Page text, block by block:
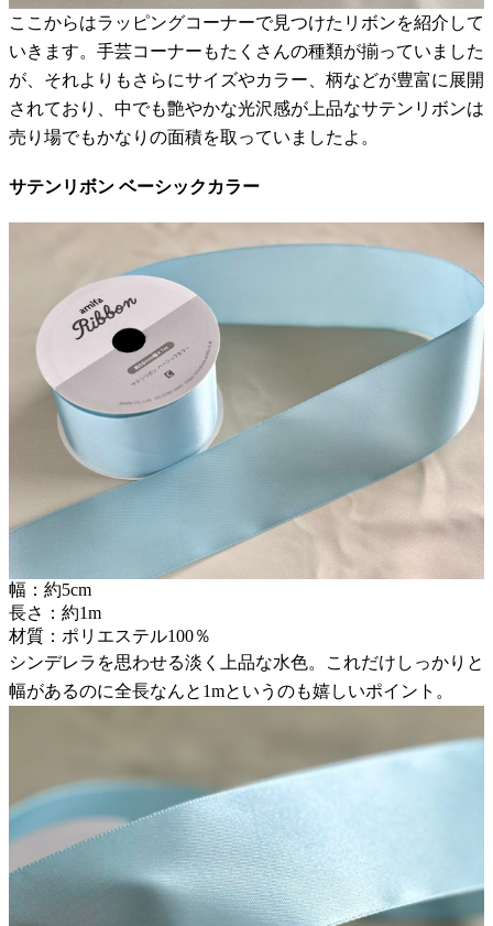
ここからはラッピングコーナーで見つけたリボンを紹介して
いきます。手芸コーナーもたくさんの種類が揃っていました
が、それよりもさらにサイズやカラー、柄などが豊富に展開
されており、中でも艶やかな光沢感が上品なサテンリボンは
売り場でもかなりの面積を取っていましたよ。
サテンリボン ベーシックカラー
幅：約5cm
長さ：約1m
材質：ポリエステル100％
シンデレラを思わせる淡く上品な水色。これだけしっかりと
幅があるのに全長なんと1mというのも嬉しいポイント。